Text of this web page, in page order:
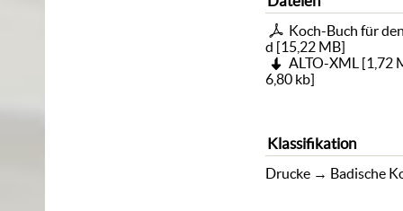
Koch-Buch für
d [15,22 MB]
ALTO-XML [1,72
6,80 kb]
Klassifikation
Drucke → Badische